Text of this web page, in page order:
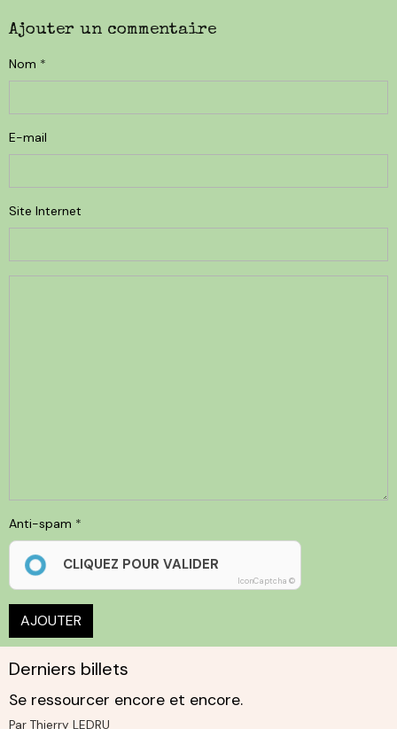
Ajouter un commentaire
Nom
E-mail
Site Internet
Anti-spam
CLIQUEZ POUR VALIDER
IconCaptcha ©
AJOUTER
Derniers billets
Se ressourcer encore et encore.
Par Thierry LEDRU